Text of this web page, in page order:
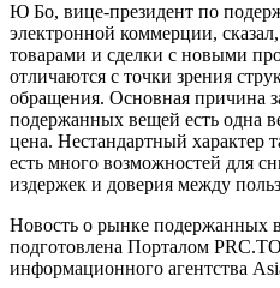
Ю Бо, вице-президент по
электронной коммерции,
товарами и сделки с новыми
отличаются с точки зрения
обращения. Основная причина
подержанных вещей есть одна
цена. Нестандартный характер
есть много возможностей для
издержек и доверия между
Новость о рынке подержанных
подготовлена Порталом
информационного агентства